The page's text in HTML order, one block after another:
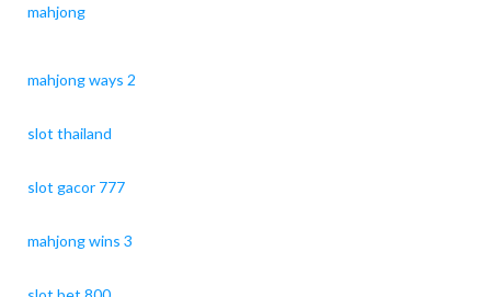
mahjong
mahjong ways 2
slot thailand
slot gacor 777
mahjong wins 3